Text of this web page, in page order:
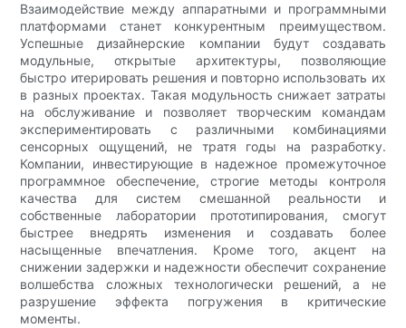
Взаимодействие между аппаратными и программными
платформами станет конкурентным преимуществом.
Успешные дизайнерские компании будут создавать
модульные, открытые архитектуры, позволяющие
быстро итерировать решения и повторно использовать их
в разных проектах. Такая модульность снижает затраты
на обслуживание и позволяет творческим командам
экспериментировать с различными комбинациями
сенсорных ощущений, не тратя годы на разработку.
Компании, инвестирующие в надежное промежуточное
программное обеспечение, строгие методы контроля
качества для систем смешанной реальности и
собственные лаборатории прототипирования, смогут
быстрее внедрять изменения и создавать более
насыщенные впечатления. Кроме того, акцент на
снижении задержки и надежности обеспечит сохранение
волшебства сложных технологически решений, а не
разрушение эффекта погружения в критические
моменты.